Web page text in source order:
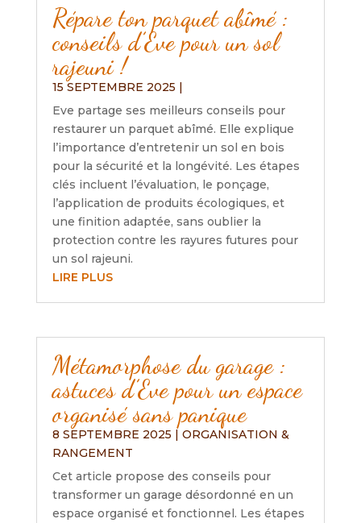
Répare ton parquet abîmé :
conseils d’Eve pour un sol
rajeuni !
15 SEPTEMBRE 2025
Eve partage ses meilleurs conseils pour
restaurer un parquet abîmé. Elle explique
l’importance d’entretenir un sol en bois
pour la sécurité et la longévité. Les étapes
clés incluent l’évaluation, le ponçage,
l’application de produits écologiques, et
une finition adaptée, sans oublier la
protection contre les rayures futures pour
un sol rajeuni.
LIRE PLUS
Métamorphose du garage :
astuces d’Eve pour un espace
organisé sans panique
8 SEPTEMBRE 2025 | ORGANISATION &
RANGEMENT
Cet article propose des conseils pour
transformer un garage désordonné en un
espace organisé et fonctionnel. Les étapes